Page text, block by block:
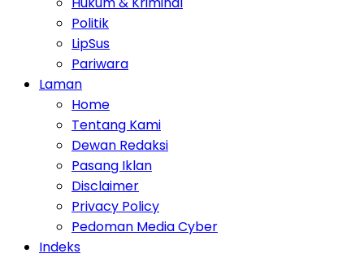
Politik
LipSus
Pariwara
Laman
Home
Tentang Kami
Dewan Redaksi
Pasang Iklan
Disclaimer
Privacy Policy
Pedoman Media Cyber
Indeks